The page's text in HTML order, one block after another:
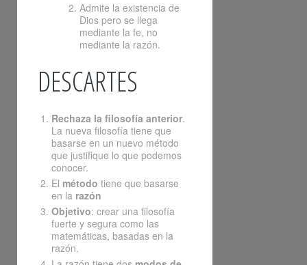
Admite la existencia de
Dios pero se llega
mediante la fe, no
mediante la razón.
DESCARTES
Rechaza la filosofía anterior.
La nueva filosofía tiene que
basarse en un nuevo método
que justifique lo que podemos
conocer.
El método tiene que basarse
en la razón
Objetivo: crear una filosofía
fuerte y segura como las
matemáticas, basadas en la
razón.